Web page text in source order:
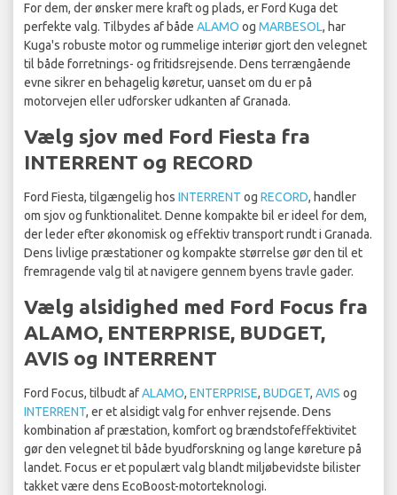
For dem, der ønsker mere kraft og plads, er Ford Kuga det
perfekte valg. Tilbydes af både ALAMO og MARBESOL, har
Kuga's robuste motor og rummelige interiør gjort den velegnet
til både forretnings- og fritidsrejsende. Dens terrængående
evne sikrer en behagelig køretur, uanset om du er på
motorvejen eller udforsker udkanten af Granada.
Vælg sjov med Ford Fiesta fra
INTERRENT og RECORD
Ford Fiesta, tilgængelig hos INTERRENT og RECORD, handler
om sjov og funktionalitet. Denne kompakte bil er ideel for dem,
der leder efter økonomisk og effektiv transport rundt i Granada.
Dens livlige præstationer og kompakte størrelse gør den til et
fremragende valg til at navigere gennem byens travle gader.
Vælg alsidighed med Ford Focus fra
ALAMO, ENTERPRISE, BUDGET,
AVIS og INTERRENT
Ford Focus, tilbudt afALAMO, ENTERPRISE, BUDGET, AVIS og
INTERRENT, er et alsidigt valg for enhver rejsende. Dens
kombination af præstation, komfort og brændstofeffektivitet
gør den velegnet til både byudforskning og lange køreture på
landet. Focus er et populært valg blandt miljøbevidste bilister
takket være dens EcoBoost-motorteknologi.